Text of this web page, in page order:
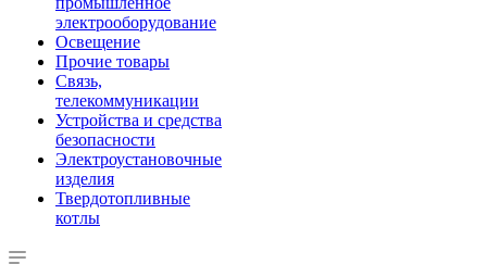
электрооборудование
Освещение
Прочие товары
Связь,
телекоммуникации
Устройства и средства
безопасности
Электроустановочные
изделия
Твердотопливные
котлы